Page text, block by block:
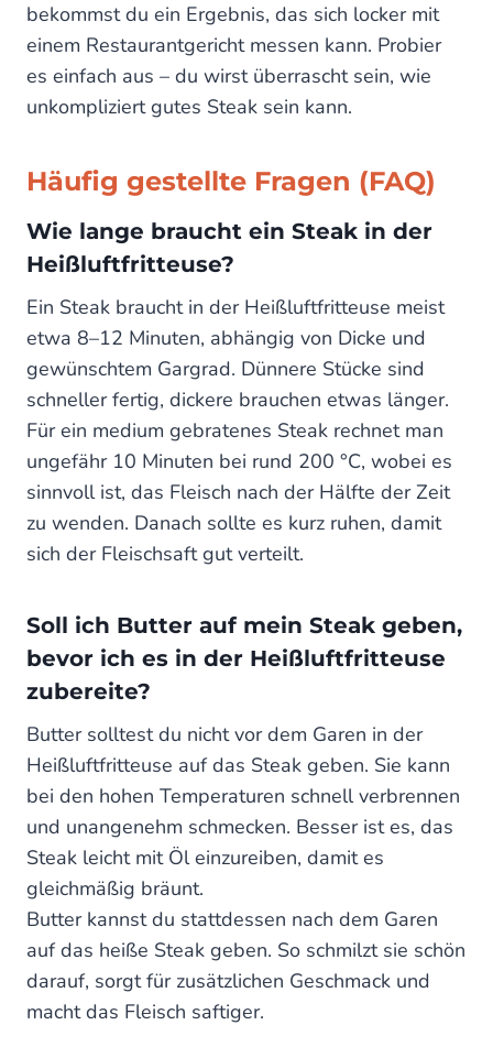
bekommst du ein Ergebnis, das sich locker mit
einem Restaurantgericht messen kann. Probier
es einfach aus – du wirst überrascht sein, wie
unkompliziert gutes Steak sein kann.
Häufig gestellte Fragen (FAQ)
Wie lange braucht ein Steak in der
Heißluftfritteuse?
Ein Steak braucht in der Heißluftfritteuse meist
etwa 8–12 Minuten, abhängig von Dicke und
gewünschtem Gargrad. Dünnere Stücke sind
schneller fertig, dickere brauchen etwas länger.
Für ein medium gebratenes Steak rechnet man
ungefähr 10 Minuten bei rund 200 °C, wobei es
sinnvoll ist, das Fleisch nach der Hälfte der Zeit
zu wenden. Danach sollte es kurz ruhen, damit
sich der Fleischsaft gut verteilt.
Soll ich Butter auf mein Steak geben,
bevor ich es in der Heißluftfritteuse
zubereite?
Butter solltest du nicht vor dem Garen in der
Heißluftfritteuse auf das Steak geben. Sie kann
bei den hohen Temperaturen schnell verbrennen
und unangenehm schmecken. Besser ist es, das
Steak leicht mit Öl einzureiben, damit es
gleichmäßig bräunt.
Butter kannst du stattdessen nach dem Garen
auf das heiße Steak geben. So schmilzt sie schön
darauf, sorgt für zusätzlichen Geschmack und
macht das Fleisch saftiger.